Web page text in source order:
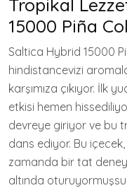
Tropikal
15000 Piña
Saltica Hybrid 15000
hindistancevizi
karşımıza çıkıyor. İlk
etkisi hemen
devreye giriyor ve bu
dans ediyor. Bu
zamanda bir tat
altında